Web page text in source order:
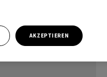
AKZEPTIEREN